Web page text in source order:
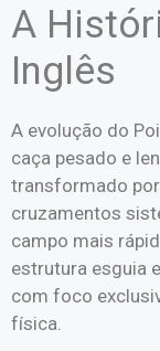
A
Inglês
A evolução do
caça pesado e
transformado
cruzamentos
campo mais
estrutura esguia
com foco
física.